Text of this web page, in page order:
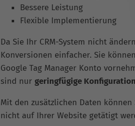
Bessere Leistung
Flexible Implementierung
Da Sie Ihr CRM-System nicht
Konversionen einfacher. Sie
Google Tag Manager Konto
sind nur geringfügige
Mit den zusätzlichen Daten können
nicht auf Ihrer Website getätigt